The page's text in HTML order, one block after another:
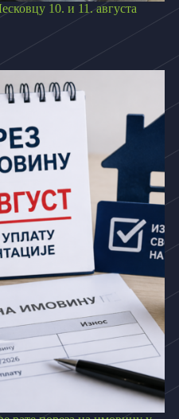
10. и 11. августа